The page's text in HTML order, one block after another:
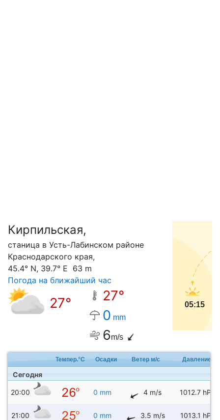
Кирпильская,
станица в Усть-Лабинском районе
Краснодарского края,
45.4° N, 39.7° E 63 m
Погода на ближайший час
27°
27°
0 mm
6m/s
05:15
Темпер.°C Осадки Ветер м/с Давление
Сегодня
20:00 0 mm 4 m/s 1012.7 hPa
21:00 0 mm 3.5 m/s 1013.1 hPa